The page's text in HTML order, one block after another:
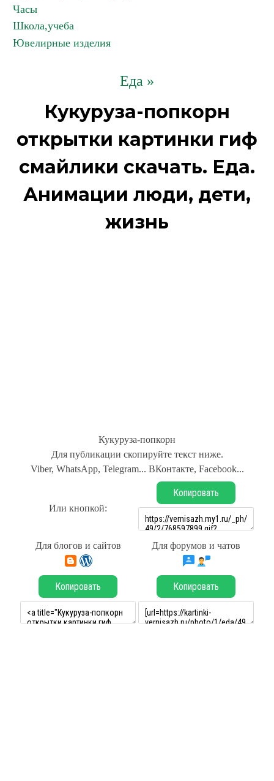
Часы
Школа,учеба
Ювелирные изделия
Еда »
Кукуруза-попкорн
открытки картинки гиф
смайлики скачать. Еда.
Анимации люди, дети,
жизнь
Кукуруза-попкорн
Для публикации скопируйте текст ниже.
Viber, WhatsApp, Telegram... ВКонтакте, Facebook...
Или кнопкой:
Копировать
Для блогов и сайтов Для форумов и чатов
Копировать Копировать